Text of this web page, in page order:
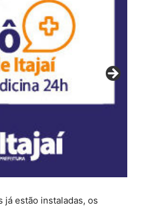
já estão instaladas, os